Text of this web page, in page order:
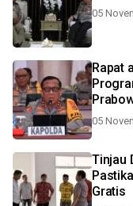
05
Rapat
05
Tinjau
Gratis